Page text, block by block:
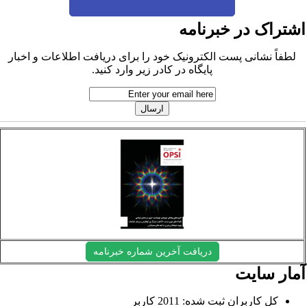
در خبرنامه
لطفاً نشانی پست الکترونیک خود را برای دریافت اطلاعات و اخبار
پایگاه در کادر زیر وارد کنید.
دریافت آخرین شماره خبرنامه
سایت
کل کاربران ثبت شده: 2011 کاربر